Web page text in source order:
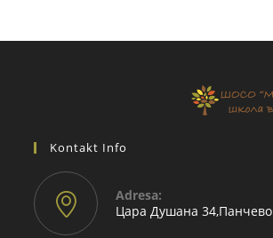
Kontakt Info
Adresа:
Цара Душана 34,Панчево